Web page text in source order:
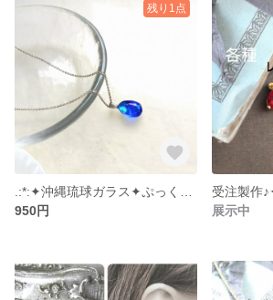
残り1点
950円
展示中